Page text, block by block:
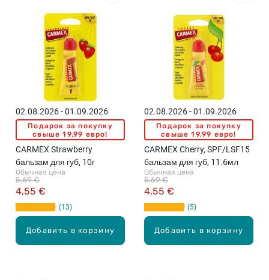
Добавить в корзину
02.08.2026 - 01.09.2026
Подарок за покупку
свыше 19,99 евро!
CARMEX Strawberry
бальзам для губ, 10г
Обычная цена
4,55 €
5,69 €
13
Добавить в корзину
02.08.2026 - 01.09.2026
Подарок за покупку
свыше 19,99 евро!
CARMEX Cherry, SPF/LSF15
бальзам для губ, 11.6мл
Обычная цена
4,55 €
5,69 €
5